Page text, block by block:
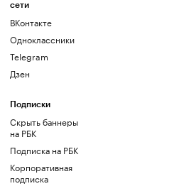
сети
ВКонтакте
Одноклассники
Telegram
Дзен
Подписки
Скрыть баннеры
на РБК
Подписка на РБК
Корпоративная
подписка